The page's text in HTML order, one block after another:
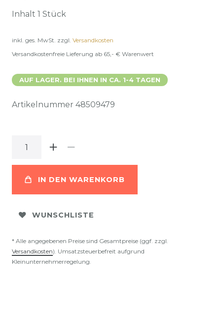
Inhalt 1 Stück
inkl. ges. MwSt. zzgl. Versandkosten
Versandkostenfreie Lieferung ab 65,- € Warenwert
AUF LAGER. BEI IHNEN IN CA. 1-4 TAGEN
Artikelnummer 48509479
IN DEN WARENKORB
WUNSCHLISTE
* Alle angegebenen Preise sind Gesamtpreise (ggf. zzgl.
Versandkosten). Umsatzsteuerbefreit aufgrund
Kleinunternehmerregelung.